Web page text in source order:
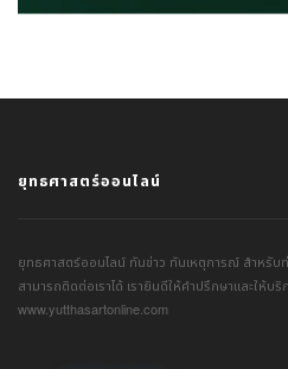
ยุทธศาสตร์ออนไลน์
ยุทธศาสตร์ออนไลน์ ทันข่าว ทันเหตุการณ์ สำหรับ
สามารถติดต่อเราได้ เรายินดีให้คำปรึกษาและให้บ
www.yutthasartonline.com